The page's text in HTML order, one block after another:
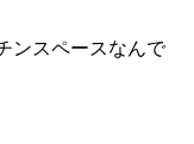
ンスペースなんで